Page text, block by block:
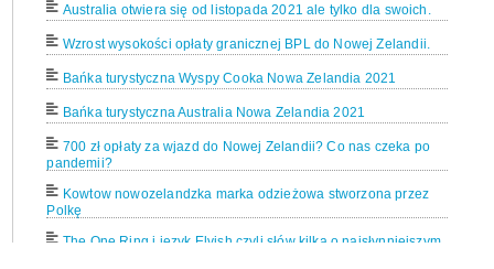
Australia otwiera się od listopada 2021 ale tylko dla swoich.
Wzrost wysokości opłaty granicznej BPL do Nowej Zelandii.
Bańka turystyczna Wyspy Cooka Nowa Zelandia 2021
Bańka turystyczna Australia Nowa Zelandia 2021
700 zł opłaty za wjazd do Nowej Zelandii? Co nas czeka po
pandemii?
Kowtow nowozelandzka marka odzieżowa stworzona przez
Polkę
The One Ring i język Elvish czyli słów kilka o najsłynniejszym